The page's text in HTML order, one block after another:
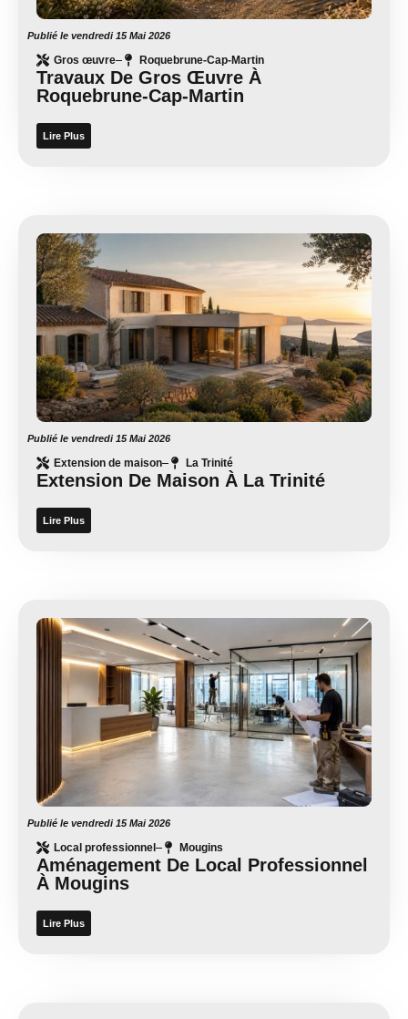
Publié le vendredi 15 Mai 2026
Gros œuvre Roquebrune-Cap-Martin
Travaux De Gros Œuvre À
Roquebrune-Cap-Martin
Lire Plus
Publié le vendredi 15 Mai 2026
Extension de maison La Trinité
Extension De Maison À La Trinité
Lire Plus
Publié le vendredi 15 Mai 2026
Local professionnel Mougins
Aménagement De Local Professionnel
À Mougins
Lire Plus